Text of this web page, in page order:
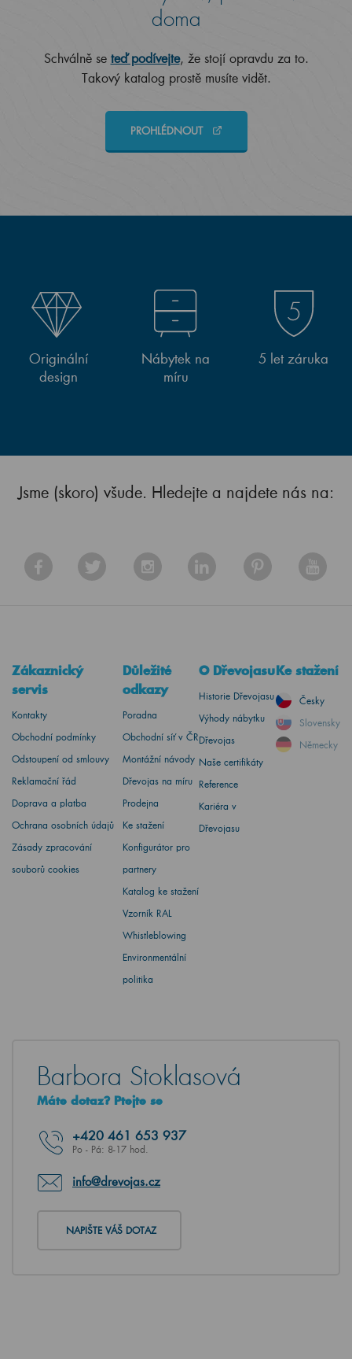
doma
Schválně se teď podívejte, že stojí opravdu za to.
Takový katalog prostě musíte vidět.
PROHLÉDNOUT
Originální
design
Nábytek na
míru
5 let záruka
Jsme (skoro) všude. Hledejte a najdete nás na:
Zákaznický
servis
Kontakty
Obchodní podmínky
Odstoupení od smlouvy
Reklamační řád
Doprava a platba
Ochrana osobních údajů
Zásady zpracování
souborů cookies
Důležité
odkazy
Poradna
Obchodní síť v ČR
Montážní návody
Dřevojas na míru
Prodejna
Ke stažení
Konfigurátor pro
partnery
Katalog ke stažení
Vzorník RAL
Whistleblowing
Environmentální
politika
O Dřevojasu
Historie Dřevojasu
Výhody nábytku
Dřevojas
Naše certifikáty
Reference
Kariéra v
Dřevojasu
Ke stažení
Česky
Slovensky
Německy
Barbora Stoklasová
Máte dotaz? Ptejte se
+420 461 653 937
Po - Pá: 8-17 hod.
info@drevojas.cz
NAPIŠTE VÁŠ DOTAZ